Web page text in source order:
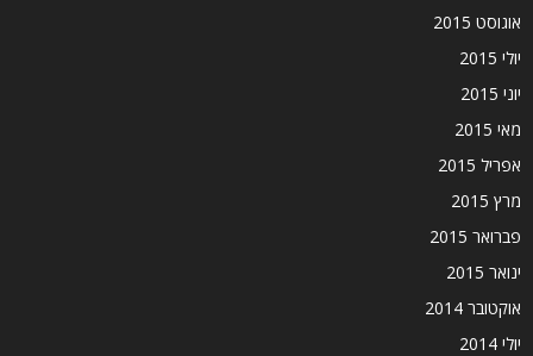
אוגוסט 2015
יולי 2015
יוני 2015
מאי 2015
אפריל 2015
מרץ 2015
פברואר 2015
ינואר 2015
אוקטובר 2014
יולי 2014